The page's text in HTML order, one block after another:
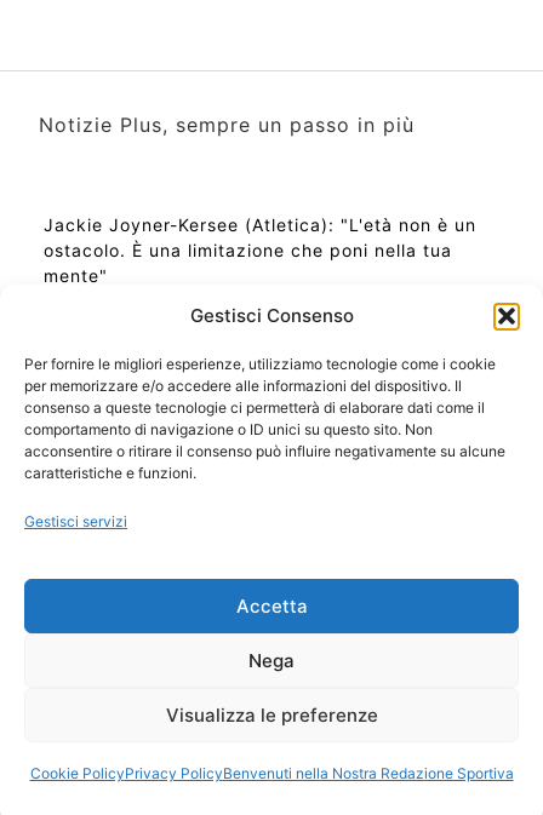
Gestisci Consenso
Per fornire le migliori esperienze, utilizziamo tecnologie come i cookie
per memorizzare e/o accedere alle informazioni del dispositivo. Il
consenso a queste tecnologie ci permetterà di elaborare dati come il
comportamento di navigazione o ID unici su questo sito. Non
acconsentire o ritirare il consenso può influire negativamente su alcune
caratteristiche e funzioni.
Gestisci servizi
Accetta
Nega
Visualizza le preferenze
Cookie PolicyPrivacy PolicyBenvenuti nella Nostra Redazione Sportiva
Notizie Plus, sempre un passo in più
Jackie Joyner-Kersee (Atletica): "L'età non è un
ostacolo. È una limitazione che poni nella tua
mente"
Ora Esatta in Italia in questo momento
Ti Senti Strano Ultimamente? Potrebbe Essere per
la Risonanza di Schumann
Come Sapere Se Stai Ascendendo alla Quinta
Copyright 2026 NotiziePlus.com
📰 Contenuto Umano Verificato
Privacy Coockie
Pubblicità